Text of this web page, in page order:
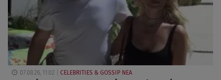
07.08.26, 11:02 CELEBRITIES & GOSSIP ΝΕΑ